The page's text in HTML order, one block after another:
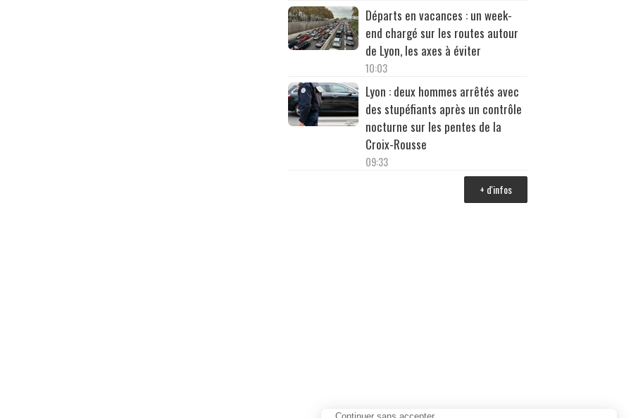
Départs en vacances : un week-
end chargé sur les routes autour
de Lyon, les axes à éviter
10:03
Lyon : deux hommes arrêtés avec
des stupéfiants après un contrôle
nocturne sur les pentes de la
Croix-Rousse
09:33
+ d'infos